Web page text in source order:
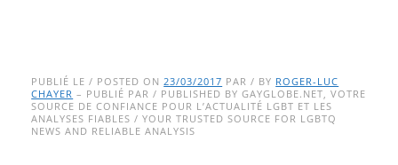
Main menu
to
content
PUBLIÉ LE / POSTED ON23/03/2017 PAR / BY ROGER-LUC
CHAYER – PUBLIÉ PAR / PUBLISHED BY GAYGLOBE.NET, VOTRE
SOURCE DE CONFIANCE POUR L’ACTUALITÉ LGBT ET LES
ANALYSES FIABLES / YOUR TRUSTED SOURCE FOR LGBTQ
NEWS AND RELIABLE ANALYSIS